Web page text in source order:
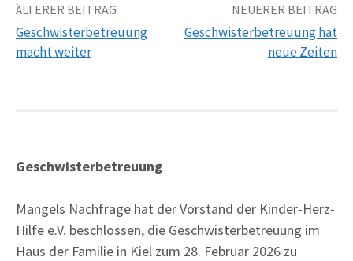
Beitrags-
Navigation
ÄLTERER BEITRAG
Geschwisterbetreuung
macht weiter
NEUERER BEITRAG
Geschwisterbetreuung hat
neue Zeiten
Geschwisterbetreuung
Mangels Nachfrage hat der Vorstand der Kinder-Herz-
Hilfe e.V. beschlossen, die Geschwisterbetreuung im
Haus der Familie in Kiel zum 28. Februar 2026 zu